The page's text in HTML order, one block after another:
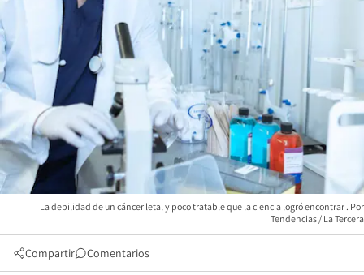
La debilidad de un cáncer letal y poco tratable que la ciencia logró encontrar
Tendencias / La Tercera
Compartir Comentarios